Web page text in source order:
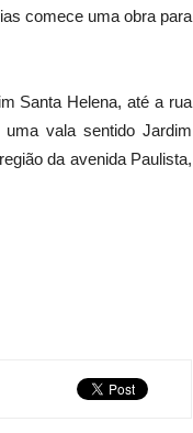
comece uma obra para
Santa Helena, até a rua
vala sentido Jardim
da avenida Paulista,